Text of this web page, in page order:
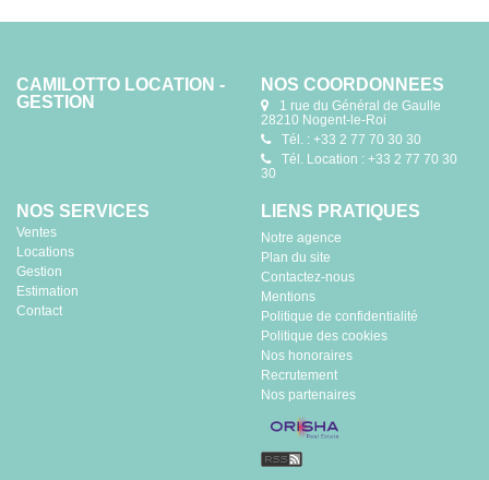
CAMILOTTO LOCATION -
GESTION
NOS COORDONNÉES
1 rue du Général de Gaulle
28210 Nogent-le-Roi
Tél. : +33 2 77 70 30 30
Tél. Location : +33 2 77 70 30
30
NOS SERVICES
Ventes
Locations
Gestion
Estimation
Contact
LIENS PRATIQUES
Notre agence
Plan du site
Contactez-nous
Mentions
Politique de confidentialité
Politique des cookies
Nos honoraires
Recrutement
Nos partenaires